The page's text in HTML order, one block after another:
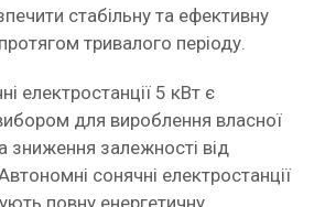
стабільну та ефективну
тривалого періоду.
електростанції 5 кВт є
для вироблення власної
зниження залежності від
сонячні електростанції
повну енергетичну